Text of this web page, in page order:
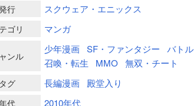
行 スクウェア・エニックス
ゴリ マンガ
ンル
少年漫画 SF・ファンタジー
バト
召喚・転生
MMO 無双・チート
タグ 長編漫画 殿堂入り
代 2010年代